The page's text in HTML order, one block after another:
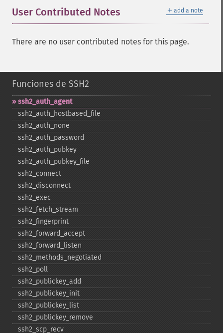
＋ add a note
User Contributed Notes
There are no user contributed notes for this page.
Funciones de SSH2
ssh2_​auth_​agent
ssh2_​auth_​hostbased_​file
ssh2_​auth_​none
ssh2_​auth_​password
ssh2_​auth_​pubkey
ssh2_​auth_​pubkey_​file
ssh2_​connect
ssh2_​disconnect
ssh2_​exec
ssh2_​fetch_​stream
ssh2_​fingerprint
ssh2_​forward_​accept
ssh2_​forward_​listen
ssh2_​methods_​negotiated
ssh2_​poll
ssh2_​publickey_​add
ssh2_​publickey_​init
ssh2_​publickey_​list
ssh2_​publickey_​remove
ssh2_​scp_​recv